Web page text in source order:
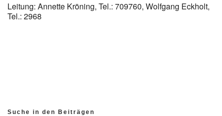
Leitung: Annette Kröning, Tel.: 709760, Wolfgang Eckholt,
Tel.: 2968
Suche in den Beiträgen